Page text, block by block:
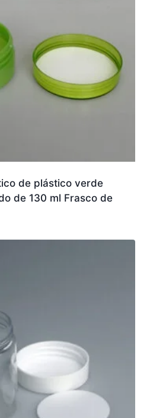
de plástico verde
de 130 ml Frasco de